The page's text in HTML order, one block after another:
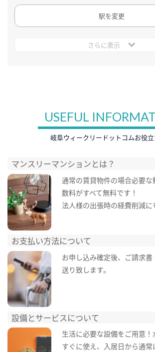
駅を変更
さらに表示
USEFUL
岐阜ウィークリードットコムお役
マンスリーマンションとは？
通常の賃貸物件の場合必要
数料がすべて無料です！
法人様の出張時の経費削減に
お支払い方法について
お申し込み確定後、ご請求
送り致します。
設備とサービスについて
生活に必要な設備をご用意
すぐに使え、入居日から通常